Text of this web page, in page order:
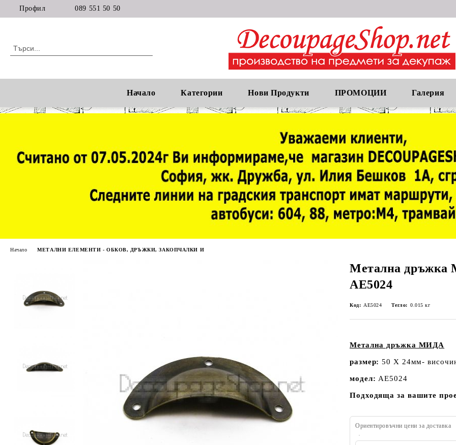
Профил 089 551 50 50
Начало Категории Нови Продукти ПРОМОЦИИ Галерия
Начало МЕТАЛНИ ЕЛЕМЕНТИ - ОБКОВ, ДРЪЖКИ, ЗАКОПЧАЛКИ И
Метална
AE5024
Код: AE5024 Тегло: 0.015 кг
Метална дръжка МИДА
размер:50 Х 24мм-
модел: AE5024
Подходяща за вашите
Ориентировъчни цени за доставка